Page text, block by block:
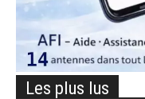
Les plus lus